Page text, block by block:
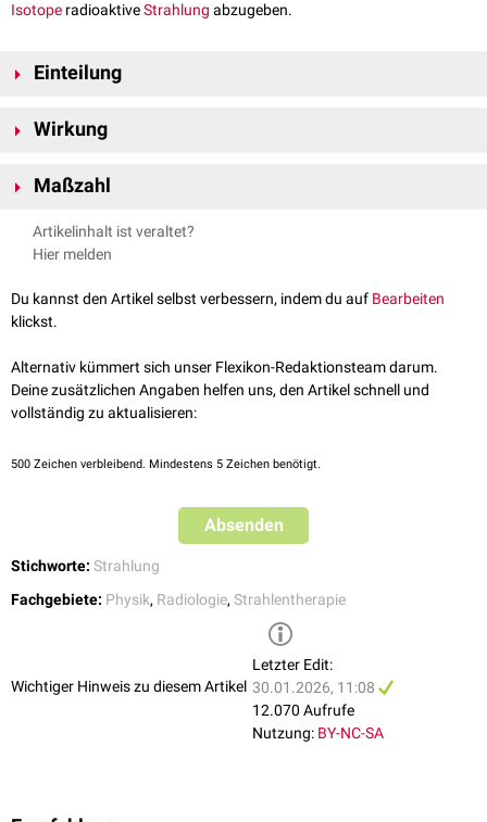
Isotope radioaktiveStrahlung abzugeben.
Einteilung
Alphastrahlung
Betastrahlung
Gammastrahlung: Abgabe von kurzwelliger
Strahlung
Wirkung
einwirken:
Kontaminationmit radioaktiven Substanzen
Inkorporation
Maßzahl
Die Radioaktivität lässt sich durch die abgeleitete
quantifizieren.
Artikelinhalt ist veraltet?
Hier melden
Du kannst den Artikel selbst verbessern, indem du auf Bearbeiten
klickst.
Alternativ kümmert sich unser Flexikon-Redaktionsteam darum.
Deine zusätzlichen Angaben helfen uns, den Artikel schnell und
vollständig zu aktualisieren:
500 Zeichen verbleibend. Mindestens 5 Zeichen benötigt.
Absenden
Stichworte: Strahlung
Fachgebiete: Physik, Radiologie, Strahlentherapie
Wichtiger Hinweis zu diesem Artikel
Letzter Edit:
30.01.2026, 11:08
12.070 Aufrufe
Nutzung: BY-NC-SA